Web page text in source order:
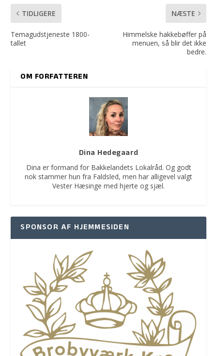
TIDLIGERE
Temagudstjeneste 1800-
tallet
NÆSTE
Himmelske hakkebøffer på
menuen, så blir det ikke
bedre.
OM FORFATTEREN
Dina Hedegaard
Dina er formand for Bakkelandets Lokalråd. Og godt
nok stammer hun fra Faldsled, men har alligevel valgt
Vester Hæsinge med hjerte og sjæl.
SPONSOR AF HJEMMESIDEN